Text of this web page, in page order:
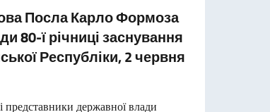
Посла Карло Формоза
80-ї річниці заснування
Республіки, 2 червня
державної влади